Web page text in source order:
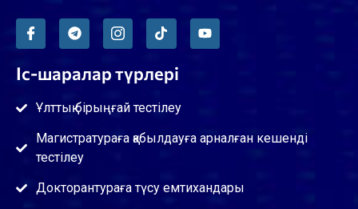
Іс-шаралар түрлері
Ұлттық бірыңғай тестілеу
Магистратураға қабылдауға арналған кешенді
тестілеу
Докторантураға түсу емтихандары